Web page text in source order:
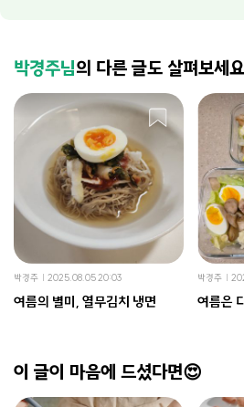
박경주님의 다른 글도 살펴보세요
박경주 2025.08.05 20:03
여름의 별미, 열무김치 냉면
박경주
여름은
이 글이 마음에 드셨다면😍